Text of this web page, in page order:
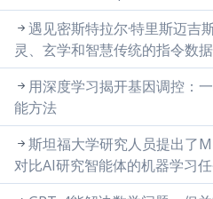
遇见密斯特拉尔·特里斯迈吉
灵、玄学和智慧传统的指令数
用深度学习揭开基因调控：
能方法
斯坦福大学研究人员提出了
对比AI研究智能体的机器学习